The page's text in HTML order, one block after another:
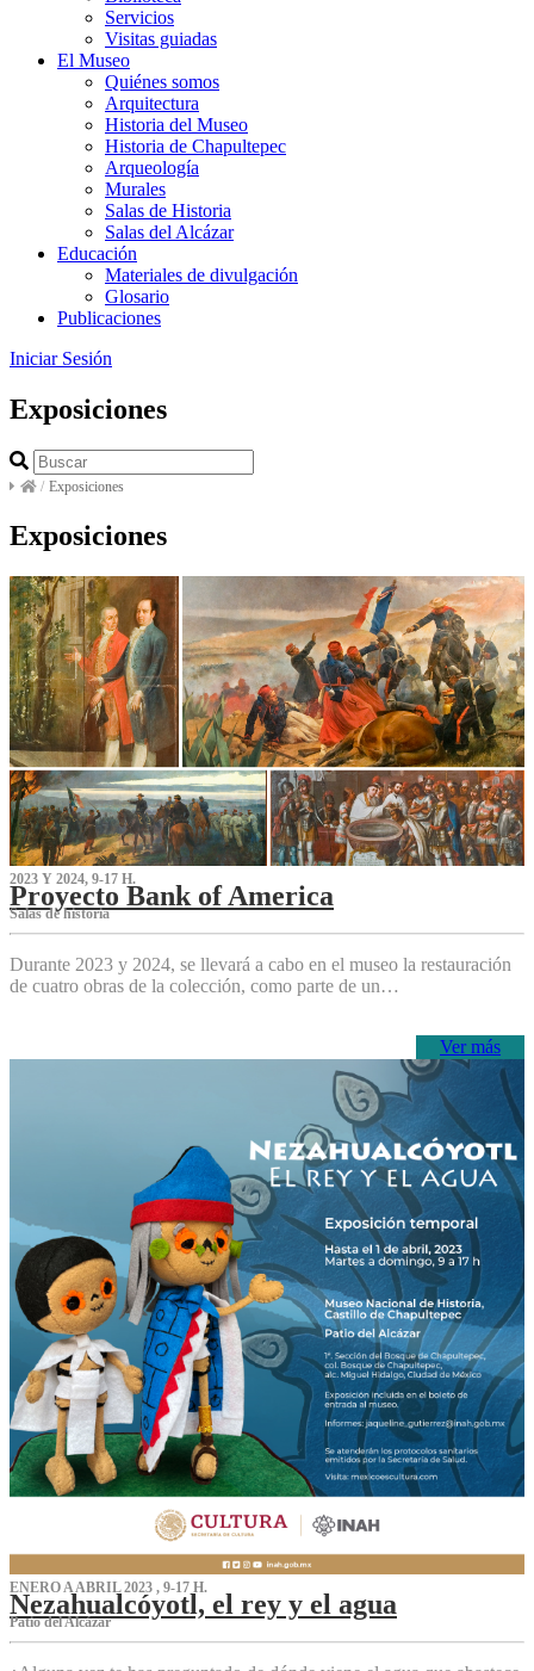
Servicios
Visitas guiadas
El Museo
Quiénes somos
Arquitectura
Historia del Museo
Historia de Chapultepec
Arqueología
Murales
Salas de Historia
Salas del Alcázar
Educación
Materiales de divulgación
Glosario
Publicaciones
Iniciar Sesión
Exposiciones
/ Exposiciones
Exposiciones
2023 Y 2024, 9-17 H.
Proyecto Bank of America
S‌alas de historia
Durante 2023 y 2024, se llevará a cabo en el museo la restauración
de cuatro obras de la colección, como parte de un…
Ver más
ENERO A ABRIL 2023 , 9-17 H.
Nezahualcóyotl, el rey y el agua
Patio del Alcázar